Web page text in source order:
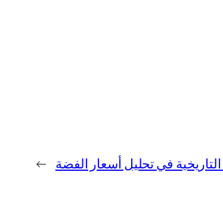
← في تحليل أسعار الفضة